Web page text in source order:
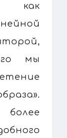
как
мы